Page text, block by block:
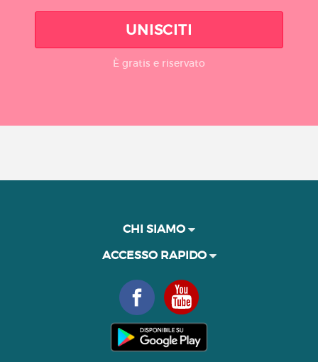
UNISCITI
È gratis e riservato
CHI SIAMO
ACCESSO RAPIDO